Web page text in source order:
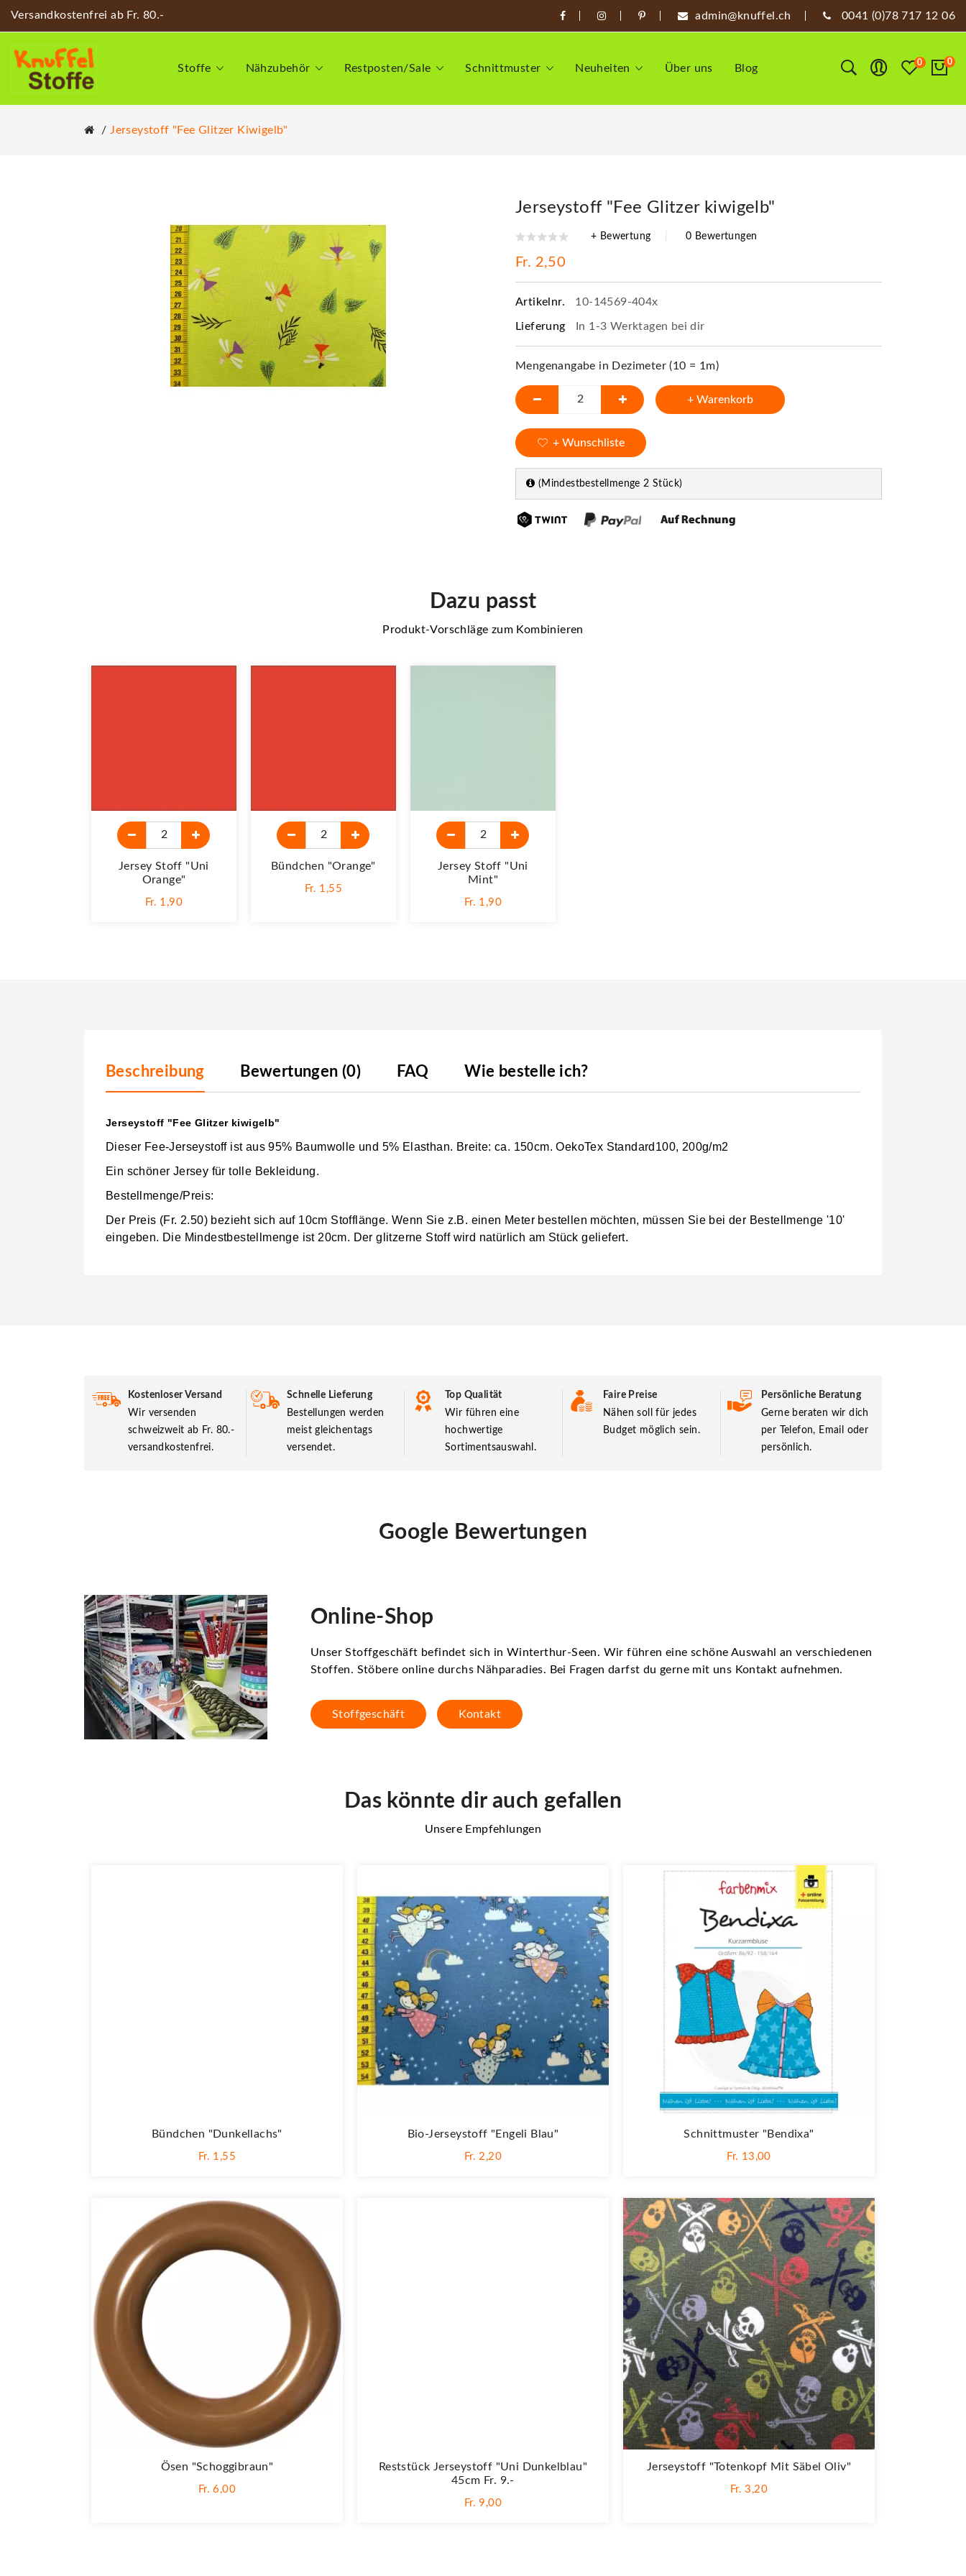
Versandkostenfrei ab Fr. 80.- admin@knuffel.ch 0041 (0)78 717 12 06
Stoffe Nähzubehör Restposten/Sale Schnittmuster Neuheiten Über uns Blog 0 0
Jerseystoff "Fee Glitzer Kiwigelb"
Jerseystoff "Fee Glitzer kiwigelb"
+ Bewertung 0 Bewertungen
Fr. 2,50
Artikelnr. 10-14569-404x
Lieferung In 1-3 Werktagen bei dir
Mengenangabe in Dezimeter (10 = 1m)
+ Warenkorb
+ Wunschliste
(Mindestbestellmenge 2 Stück)
Dazu passt
Produkt-Vorschläge zum Kombinieren
Jersey Stoff "Uni
Orange"
Fr. 1,90
Bündchen "orange"
Fr. 1,55
Jersey Stoff "Uni
Mint"
Fr. 1,90
Beschreibung Bewertungen (0) FAQ Wie bestelle ich?
Jerseystoff "Fee Glitzer kiwigelb"
Dieser Fee-Jerseystoff ist aus 95% Baumwolle und 5% Elasthan. Breite: ca. 150cm. OekoTex Standard100, 200g/m2
Ein schöner Jersey für tolle Bekleidung.
Bestellmenge/Preis:
Der Preis (Fr. 2.50) bezieht sich auf 10cm Stofflänge. Wenn Sie z.B. einen Meter bestellen möchten, müssen Sie bei der Bestellmenge '10'
eingeben. Die Mindestbestellmenge ist 20cm. Der glitzerne Stoff wird natürlich am Stück geliefert.
Kostenloser Versand
Wir versenden
schweizweit ab Fr. 80.-
versandkostenfrei.
Schnelle Lieferung
Bestellungen werden
meist gleichentags
versendet.
Top Qualität
Wir führen eine
hochwertige
Sortimentsauswahl.
Faire Preise
Nähen soll für jedes
Budget möglich sein.
Persönliche Beratung
Gerne beraten wir dich
per Telefon, Email oder
persönlich.
Google Bewertungen
Online-Shop
Unser Stoffgeschäft befindet sich in Winterthur-Seen. Wir führen eine schöne Auswahl an verschiedenen
Stoffen. Stöbere online durchs Nähparadies. Bei Fragen darfst du gerne mit uns Kontakt aufnehmen.
Stoffgeschäft Kontakt
Das könnte dir auch gefallen
Unsere Empfehlungen
Bündchen "dunkellachs"
Fr. 1,55
Ösen "Schoggibraun"
Fr. 6,00
Bio-Jerseystoff "Engeli Blau"
Fr. 2,20
Reststück Jerseystoff "Uni Dunkelblau"
45cm Fr. 9.-
Fr. 9,00
Schnittmuster "Bendixa"
Fr. 13,00
Jerseystoff "Totenkopf Mit Säbel Oliv"
Fr. 3,20